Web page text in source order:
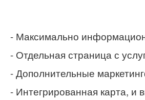
- Максимально
- Отдельная страница с
- Дополнительные
- Интегрированная карта, и